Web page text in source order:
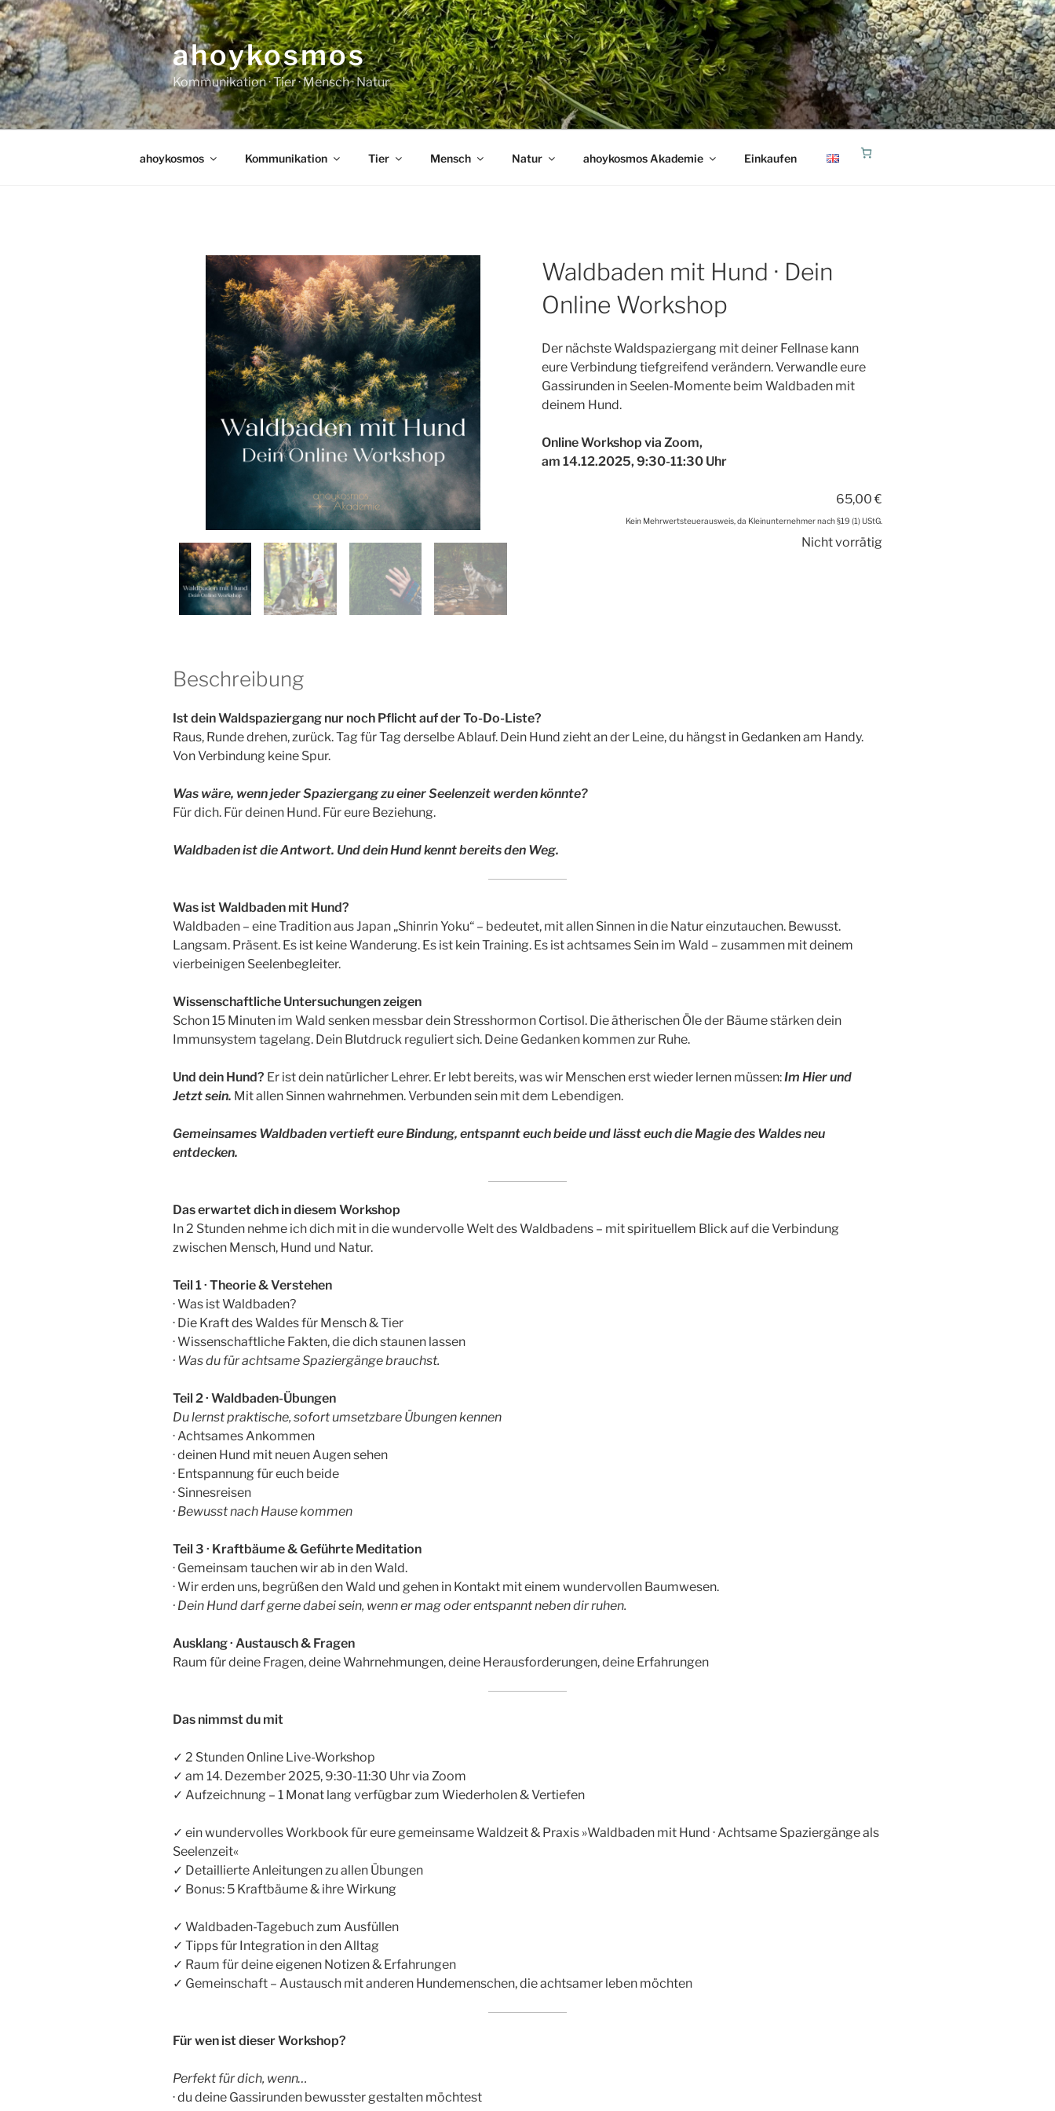
Zum
Inhalt
springen
ahoykosmos
Kommunikation · Tier · Mensch · Natur
ahoykosmos Kommunikation Tier Mensch Natur ahoykosmos Akademie Einkaufen
Waldbaden mit Hund · Dein
Online Workshop
Der nächste Waldspaziergang mit deiner Fellnase kann
eure Verbindung tiefgreifend verändern. Verwandle eure
Gassirunden in Seelen-Momente beim Waldbaden mit
deinem Hund.
Online Workshop via Zoom,
am 14.12.2025, 9:30-11:30 Uhr
65,00€
Kein Mehrwertsteuerausweis, da Kleinunternehmer nach §19 (1) UStG.
Nicht vorrätig
Beschreibung
Ist dein Waldspaziergang nur noch Pflicht auf der To-Do-Liste?
Raus, Runde drehen, zurück. Tag für Tag derselbe Ablauf. Dein Hund zieht an der Leine, du hängst in Gedanken am Handy.
Von Verbindung keine Spur.
Was wäre, wenn jeder Spaziergang zu einer Seelenzeit werden könnte?
Für dich. Für deinen Hund. Für eure Beziehung.
Waldbaden ist die Antwort. Und dein Hund kennt bereits den Weg.
Was ist Waldbaden mit Hund?
Waldbaden – eine Tradition aus Japan „Shinrin Yoku“ – bedeutet, mit allen Sinnen in die Natur einzutauchen. Bewusst.
Langsam. Präsent. Es ist keine Wanderung. Es ist kein Training. Es ist achtsames Sein im Wald – zusammen mit deinem
vierbeinigen Seelenbegleiter.
Wissenschaftliche Untersuchungen zeigen
Schon 15 Minuten im Wald senken messbar dein Stresshormon Cortisol. Die ätherischen Öle der Bäume stärken dein
Immunsystem tagelang. Dein Blutdruck reguliert sich. Deine Gedanken kommen zur Ruhe.
Und dein Hund? Er ist dein natürlicher Lehrer. Er lebt bereits, was wir Menschen erst wieder lernen müssen:Im Hier und
Jetzt sein. Mit allen Sinnen wahrnehmen. Verbunden sein mit dem Lebendigen.
Gemeinsames Waldbaden vertieft eure Bindung, entspannt euch beide und lässt euch die Magie des Waldes neu
entdecken.
Das erwartet dich in diesem Workshop
In 2 Stunden nehme ich dich mit in die wundervolle Welt des Waldbadens – mit spirituellem Blick auf die Verbindung
zwischen Mensch, Hund und Natur.
Teil 1 · Theorie & Verstehen
· Was ist Waldbaden?
· Die Kraft des Waldes für Mensch & Tier
· Wissenschaftliche Fakten, die dich staunen lassen
· Was du für achtsame Spaziergänge brauchst.
Teil 2 · Waldbaden-Übungen
Du lernst praktische, sofort umsetzbare Übungen kennen
· Achtsames Ankommen
· deinen Hund mit neuen Augen sehen
· Entspannung für euch beide
· Sinnesreisen
· Bewusst nach Hause kommen
Teil 3 · Kraftbäume & Geführte Meditation
· Gemeinsam tauchen wir ab in den Wald.
· Wir erden uns, begrüßen den Wald und gehen in Kontakt mit einem wundervollen Baumwesen.
· Dein Hund darf gerne dabei sein, wenn er mag oder entspannt neben dir ruhen.
Ausklang · Austausch & Fragen
Raum für deine Fragen, deine Wahrnehmungen, deine Herausforderungen, deine Erfahrungen
Das nimmst du mit
✓ 2 Stunden Online Live-Workshop
✓ am 14. Dezember 2025, 9:30-11:30 Uhr via Zoom
✓ Aufzeichnung – 1 Monat lang verfügbar zum Wiederholen & Vertiefen
✓ ein wundervolles Workbook für eure gemeinsame Waldzeit & Praxis »Waldbaden mit Hund · Achtsame Spaziergänge als
Seelenzeit«
✓ Detaillierte Anleitungen zu allen Übungen
✓ Bonus: 5 Kraftbäume & ihre Wirkung
✓ Waldbaden-Tagebuch zum Ausfüllen
✓ Tipps für Integration in den Alltag
✓ Raum für deine eigenen Notizen & Erfahrungen
✓ Gemeinschaft – Austausch mit anderen Hundemenschen, die achtsamer leben möchten
Für wen ist dieser Workshop?
Perfekt für dich, wenn…
· du deine Gassirunden bewusster gestalten möchtest